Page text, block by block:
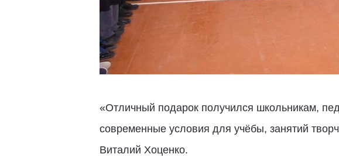
«Отличный подарок получился школьникам,
современные условия для учёбы, занятий
Виталий Хоценко.